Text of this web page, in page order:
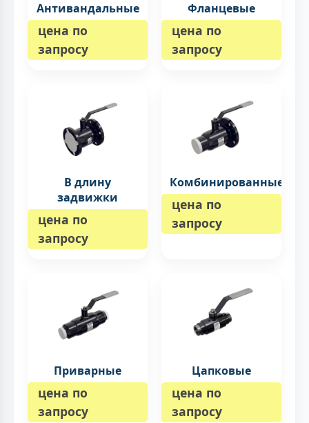
Антивандальные
цена по
запросу
Фланцевые
цена по
запросу
В длину
задвижки
цена по
запросу
Комбинированные
цена по
запросу
Приварные
цена по
запросу
Цапковые
цена по
запросу